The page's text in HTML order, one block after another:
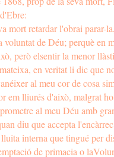
mort retardar l'obrai parar-
voluntat de Déu; perquè en
però elsentir la menor
en veritat li dic que
al meu cor de cosa
em lliurés d'això, malgrat
al meu Déu amb
diu que accepta
interna que tingué per
de primacia o